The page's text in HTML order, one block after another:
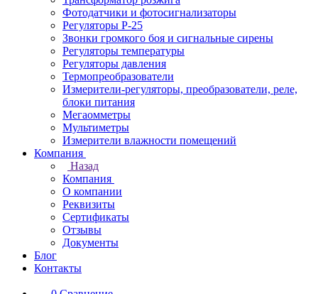
Фотодатчики и фотосигнализаторы
Регуляторы Р-25
Звонки громкого боя и сигнальные сирены
Регуляторы температуры
Регуляторы давления
Термопреобразователи
Измерители-регуляторы, преобразователи, реле,
блоки питания
Мегаомметры
Мультиметры
Измерители влажности помещений
Компания
Назад
Компания
О компании
Реквизиты
Сертификаты
Отзывы
Документы
Блог
Контакты